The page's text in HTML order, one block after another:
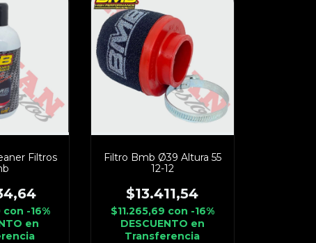
Filtros
con -16%
en
Filtro Bmb Ø39 Altura 55
12-12
$13.411,54
$11.265,69 con -16%
DESCUENTO en
Transferencia